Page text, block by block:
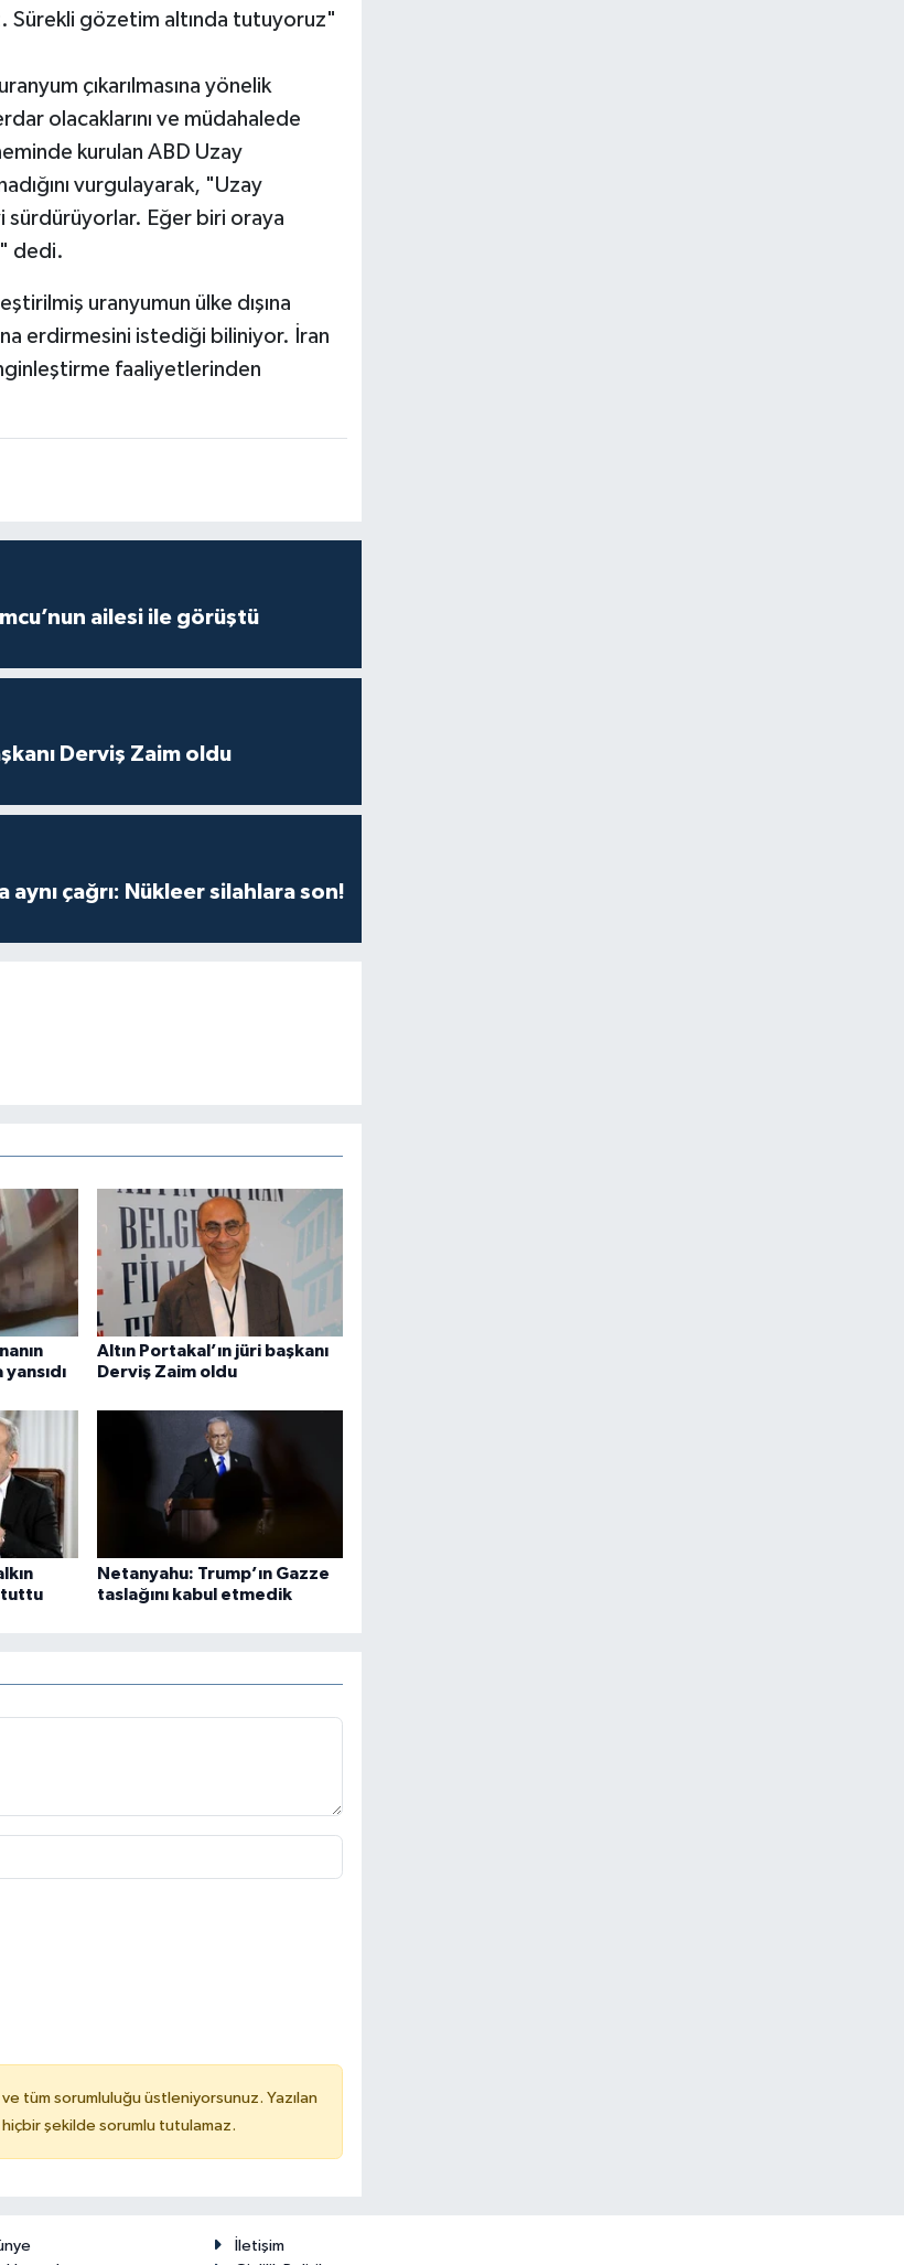
Sürekli gözetim altında tutuyoruz"
çıkarılmasına yönelik
olacaklarını ve müdahalede
kurulan ABD Uzay
vurgulayarak, "Uzay
sürdürüyorlar. Eğer biri oraya
dedi.
uranyumun ülke dışına
erdirmesini istediği biliniyor. İran
faaliyetlerinden
ailesi ile görüştü
Derviş Zaim oldu
aynı çağrı: Nükleer silahlara son!
Altın Portakal’ın jüri başkanı
Derviş Zaim oldu
tuttu
Netanyahu: Trump’ın Gazze
taslağını kabul etmedik
tüm sorumluluğu üstleniyorsunuz. Yazılan
şekilde sorumlu tutulamaz.
İletişim